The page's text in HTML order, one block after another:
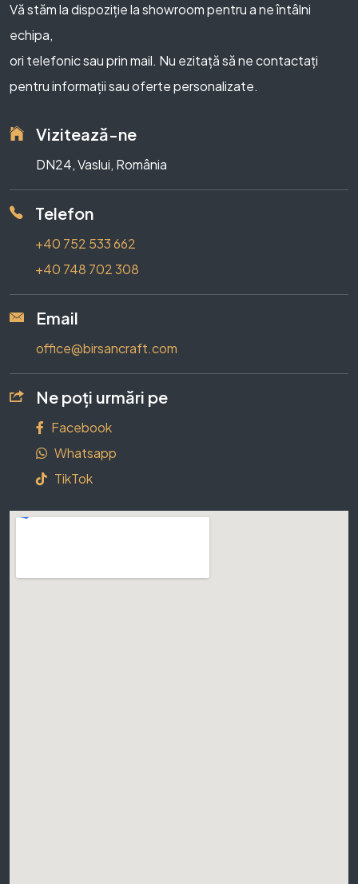
Vă stăm la dispoziție la showroom pentru a ne întâlni
echipa,
ori telefonic sau prin mail. Nu ezitață să ne contactați
pentru informații sau oferte personalizate.
Vizitează-ne
DN24, Vaslui, România
Telefon
+40 752 533 662
+40 748 702 308
Email
office@birsancraft.com
Ne poți urmări pe
Facebook
Whatsapp
TikTok